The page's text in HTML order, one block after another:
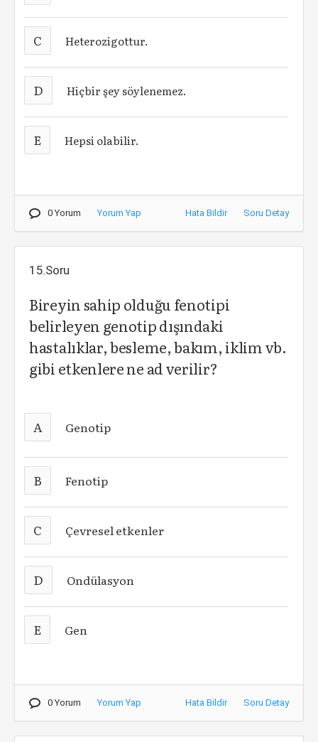
C Heterozigottur.
D Hiçbir şey söylenemez.
E Hepsi olabilir.
0 Yorum Yorum Yap Hata Bildir Soru Detay
15.Soru
Bireyin sahip olduğu fenotipi
belirleyen genotip dışındaki
hastalıklar, besleme, bakım, iklim vb.
gibi etkenlere ne ad verilir?
A Genotip
B Fenotip
C Çevresel etkenler
D Ondülasyon
E Gen
0 Yorum Yorum Yap Hata Bildir Soru Detay